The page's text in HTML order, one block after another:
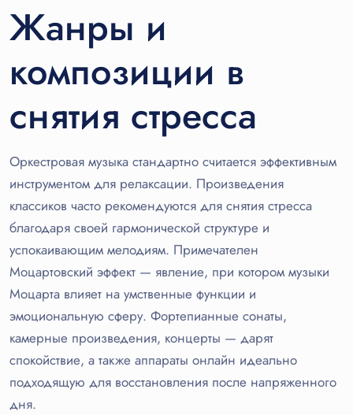
Жанры и
композиции в
снятия стресса
Оркестровая музыка стандартно считается эффективным
инструментом для релаксации. Произведения
классиков часто рекомендуются для снятия стресса
благодаря своей гармонической структуре и
успокаивающим мелодиям. Примечателен
Моцартовский эффект — явление, при котором музыки
Моцарта влияет на умственные функции и
эмоциональную сферу. Фортепианные сонаты,
камерные произведения, концерты — дарят
спокойствие, а также аппараты онлайн идеально
подходящую для восстановления после напряженного
дня.